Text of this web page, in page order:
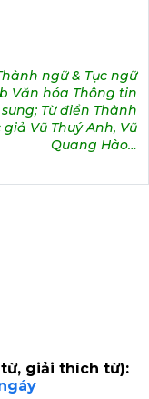
ngữ & Tục ngữ
Văn hóa Thông tin
Từ điển Thành
Vũ Thuý Anh, Vũ
Quang Hào…
giải thích từ):